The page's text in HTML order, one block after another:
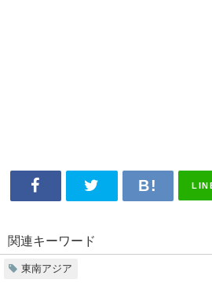
関連キーワード
東南アジア